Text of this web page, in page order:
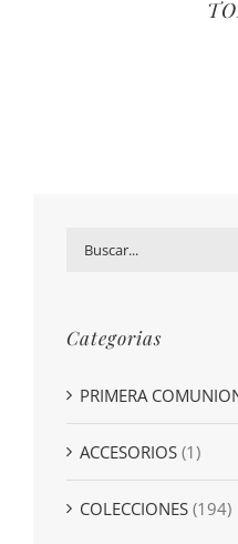
Categorias
PRIMERA
ACCESORIOS (1)
COLECCIONES (194)